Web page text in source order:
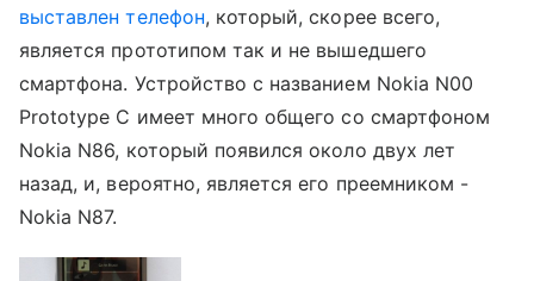
выставлен телефон, который, скорее всего,
является прототипом так и не вышедшего
смартфона. Устройство с названием Nokia N00
Prototype C имеет много общего со смартфоном
Nokia N86, который появился около двух лет
назад, и, вероятно, является его преемником -
Nokia N87.